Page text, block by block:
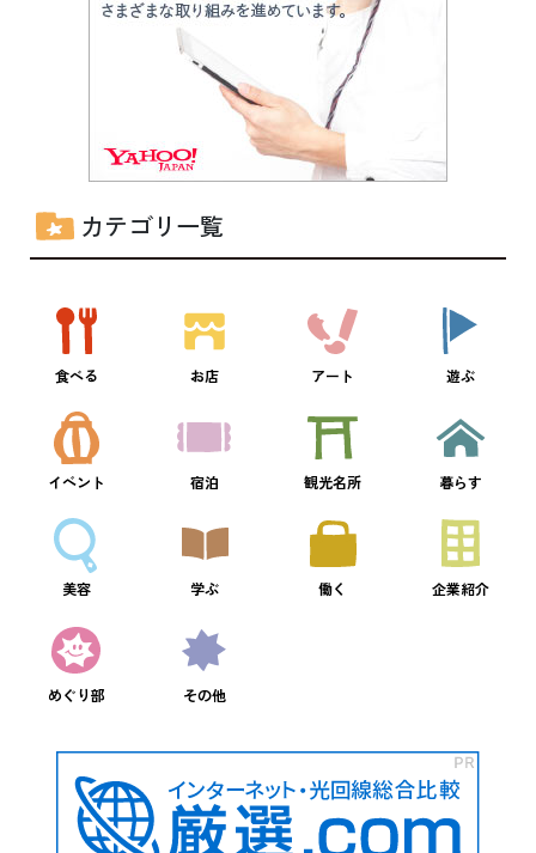
カテゴリ一覧
食べる お店 アート 遊ぶ
イベント 宿泊 観光名所 暮らす
美容 学ぶ 働く 企業紹介
めぐり部 その他